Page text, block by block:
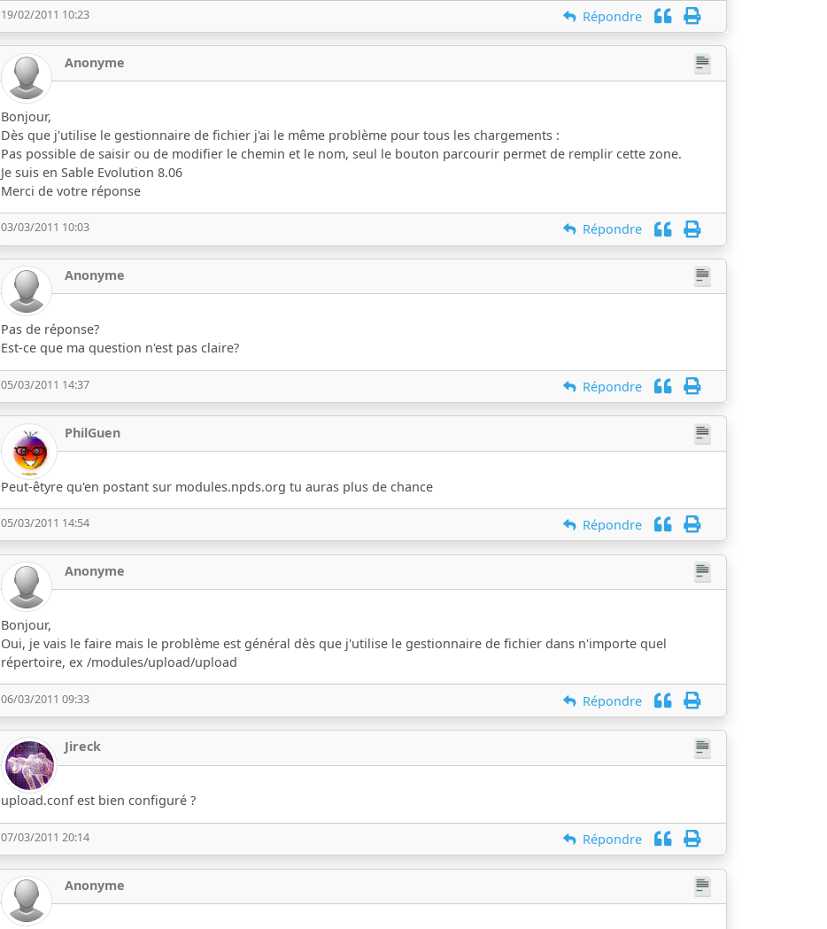
19/02/2011 10:23 Répondre
Anonyme
Bonjour,
Dès que j'utilise le gestionnaire de fichier j'ai le même problème pour tous les chargements :
Pas possible de saisir ou de modifier le chemin et le nom, seul le bouton parcourir permet de remplir cette zone.
Je suis en Sable Evolution 8.06
Merci de votre réponse
03/03/2011 10:03 Répondre
Anonyme
Pas de réponse?
Est-ce que ma question n'est pas claire?
05/03/2011 14:37 Répondre
PhilGuen
Peut-êtyre qu'en postant sur modules.npds.org tu auras plus de chance
05/03/2011 14:54 Répondre
Anonyme
Bonjour,
Oui, je vais le faire mais le problème est général dès que j'utilise le gestionnaire de fichier dans n'importe quel
répertoire, ex /modules/upload/upload
06/03/2011 09:33 Répondre
Jireck
upload.conf est bien configuré ?
07/03/2011 20:14 Répondre
Anonyme